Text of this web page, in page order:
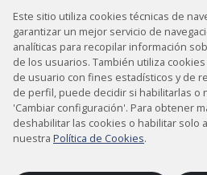
Contacto
Aviso
Política de
Este sitio utiliza cookies técnicas de
garantizar un mejor servicio de
analíticas para recopilar información
de los usuarios. También utiliza
de usuario con fines estadísticos y de
de perfil, puede decidir si habilitarlas o
'Cambiar configuración'. Para obtener
deshabilitar las cookies o habilitar solo
nuestra Política de Cookies.